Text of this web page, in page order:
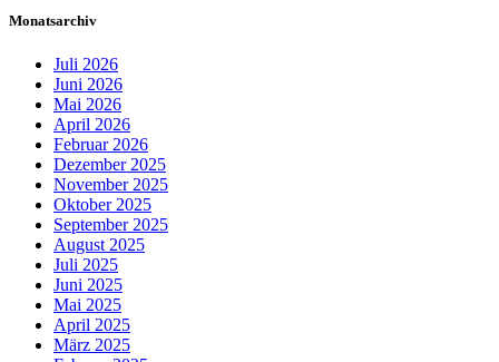
Monatsarchiv
Juli 2026
Juni 2026
Mai 2026
April 2026
Februar 2026
Dezember 2025
November 2025
Oktober 2025
September 2025
August 2025
Juli 2025
Juni 2025
Mai 2025
April 2025
März 2025